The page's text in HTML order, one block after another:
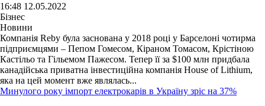
16:48 12.05.2022
Бізнес
Новини
Компанія Reby була заснована у 2018 році у Барселоні чотирма
підприємцями – Пепом Гомесом, Кіраном Томасом, Крістіною
Кастільо та Гільемом Пажесом. Тепер її за $100 млн придбала
канадійська приватна інвестиційна компанія House of Lithium,
яка на цей момент вже являлась...
Минулого року імпорт електрокарів в Україну зріс на 37%